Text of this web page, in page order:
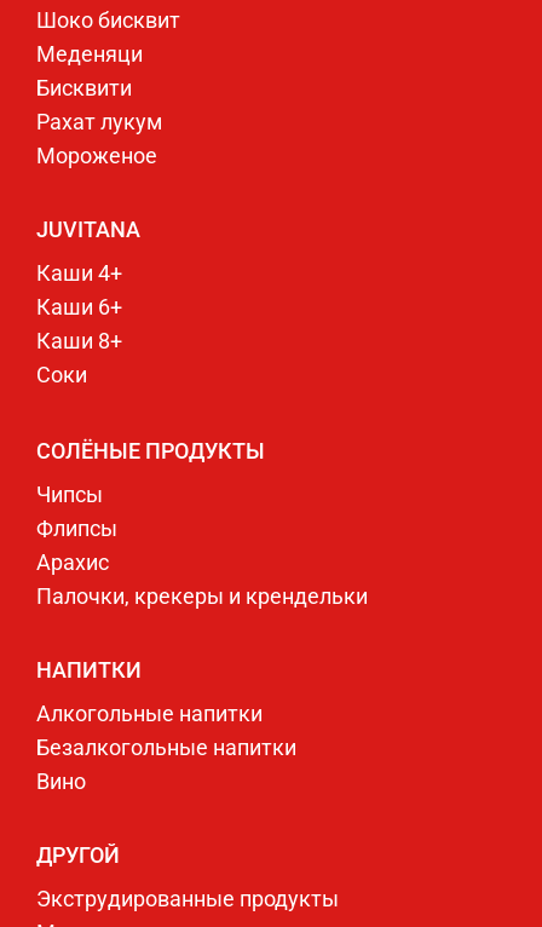
Шоко бисквит
Меденяци
Бисквити
Рахат лукум
Мороженое
JUVITANA
Каши 4+
Каши 6+
Каши 8+
Соки
СОЛЁНЫЕ ПРОДУКТЫ
Чипсы
Флипсы
Арахис
Палочки, крекеры и крендельки
НАПИТКИ
Алкогольные напитки
Безалкогольные напитки
Вино
ДРУГОЙ
Экструдированные продукты